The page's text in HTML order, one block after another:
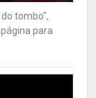
tombo",
para